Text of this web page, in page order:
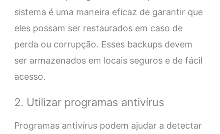
sistema é uma maneira eficaz de garantir que
eles possam ser restaurados em caso de
perda ou corrupção. Esses backups devem
ser armazenados em locais seguros e de fácil
acesso.
2. Utilizar programas antivírus
Programas antivírus podem ajudar a detectar